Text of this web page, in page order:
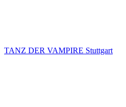
TANZ DER VAMPIRE Stuttgart